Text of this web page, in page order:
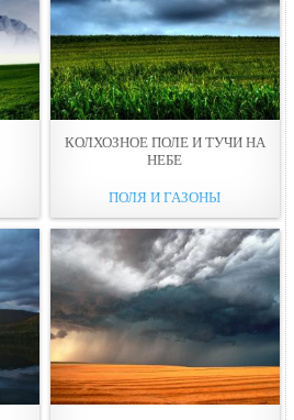
КОЛХОЗНОЕ ПОЛЕ И ТУЧИ НА
НЕБЕ
ПОЛЯ И ГАЗОНЫ